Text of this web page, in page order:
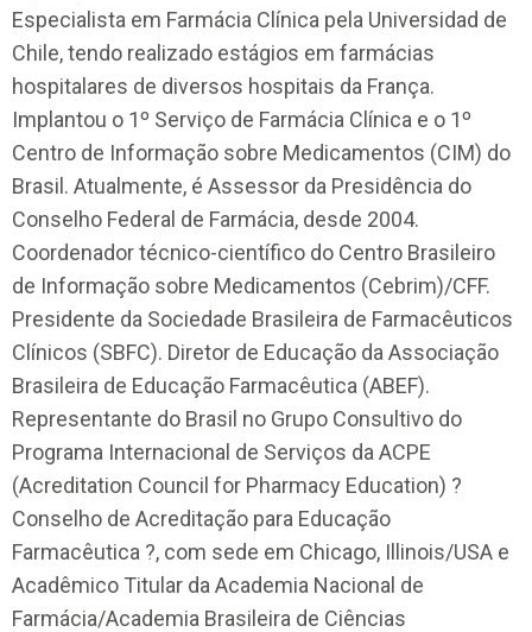
Especialista em Farmácia Clínica pela Universidad de
Chile, tendo realizado estágios em farmácias
hospitalares de diversos hospitais da França.
Implantou o 1º Serviço de Farmácia Clínica e o 1º
Centro de Informação sobre Medicamentos (CIM) do
Brasil. Atualmente, é Assessor da Presidência do
Conselho Federal de Farmácia, desde 2004.
Coordenador técnico-científico do Centro Brasileiro
de Informação sobre Medicamentos (Cebrim)/CFF.
Presidente da Sociedade Brasileira de Farmacêuticos
Clínicos (SBFC). Diretor de Educação da Associação
Brasileira de Educação Farmacêutica (ABEF).
Representante do Brasil no Grupo Consultivo do
Programa Internacional de Serviços da ACPE
(Acreditation Council for Pharmacy Education) ?
Conselho de Acreditação para Educação
Farmacêutica ?, com sede em Chicago, Illinois/USA e
Acadêmico Titular da Academia Nacional de
Farmácia/Academia Brasileira de Ciências